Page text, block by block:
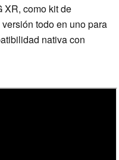
XR, como kit de
todo en uno para
nativa con